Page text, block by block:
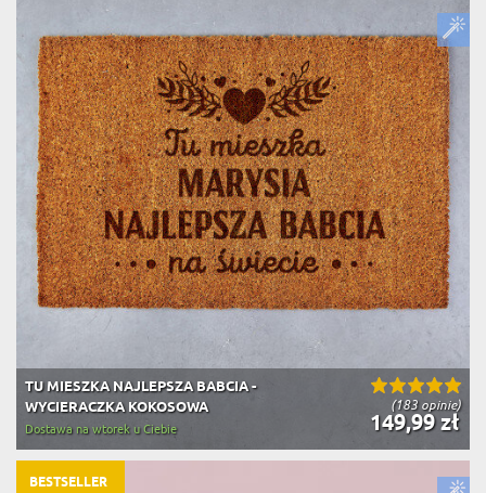
(183 opinie)
TU MIESZKA NAJLEPSZA BABCIA -
WYCIERACZKA KOKOSOWA
149,99 zł
Dostawa na wtorek u Ciebie
BESTSELLER